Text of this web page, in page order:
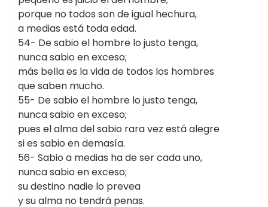
porque no todos son de igual hechura,
a medias está toda edad.
54- De sabio el hombre lo justo tenga,
nunca sabio en exceso;
más bella es la vida de todos los hombres
que saben mucho.
55- De sabio el hombre lo justo tenga,
nunca sabio en exceso;
pues el alma del sabio rara vez está alegre
si es sabio en demasía.
56- Sabio a medias ha de ser cada uno,
nunca sabio en exceso;
su destino nadie lo prevea
y su alma no tendrá penas.